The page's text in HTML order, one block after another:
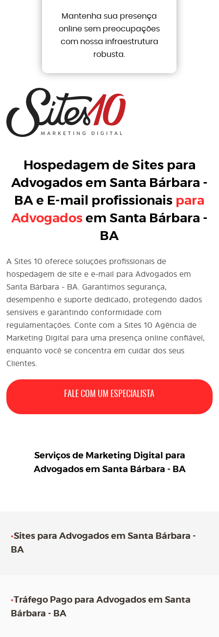
Mantenha sua presença
online sem preocupações
com nossa infraestrutura
robusta.
Hospedagem de Sites para
Advogados em Santa Bárbara -
BA e E-mail profissionais para
Advogadosem Santa Bárbara -
BA
A Sites 10 oferece soluções profissionais de
hospedagem de site e e-mail para Advogados em
Santa Bárbara - BA. Garantimos segurança,
desempenho e suporte dedicado, protegendo dados
sensíveis e garantindo conformidade com
regulamentações. Conte com a Sites 10 Agência de
Marketing Digital para uma presença online confiável,
enquanto você se concentra em cuidar dos seus
Clientes.
FALE COM UM ESPECIALISTA
Serviços de Marketing Digital para
Advogados em Santa Bárbara - BA
•Sites para Advogados em Santa Bárbara -
BA
•Tráfego Pago para Advogados em Santa
Bárbara - BA